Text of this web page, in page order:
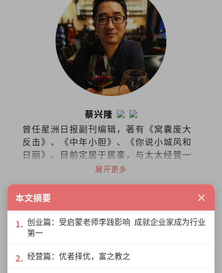
蔡兴隆
曾任星洲日报副刊编辑，著有《窝囊废大
反击》、《中年小胆》、《你说小城风和
日丽》。目前定居于居銮，与太太经营一
家名为On The Road的咖啡馆，偶尔和伙
城，慢慢生活。
展开更多
本文摘要 ×
创业篇：受启蒙老师李践影响 成就企业家成为行业
第一
经营篇：优者择优，富之教之